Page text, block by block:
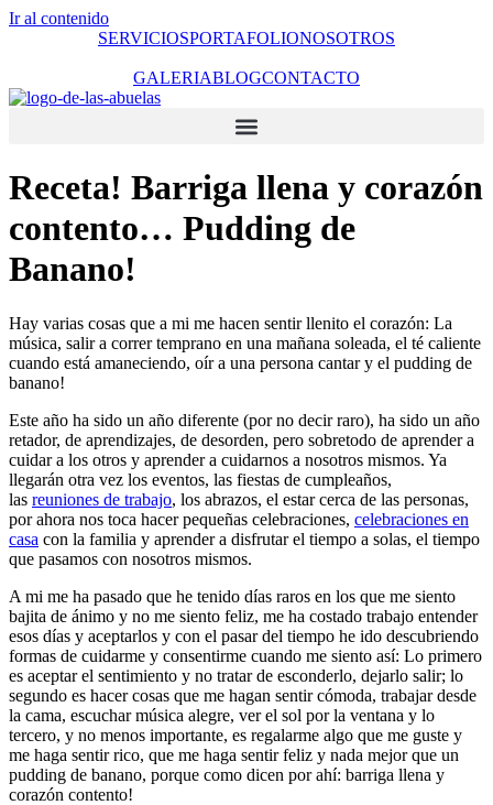
Ir al contenido
SERVICIOSPORTAFOLIONOSOTROS
GALERIABLOGCONTACTO
Receta! Barriga llena y corazón
contento… Pudding de
Banano!
Hay varias cosas que a mi me hacen sentir llenito el corazón: La
música, salir a correr temprano en una mañana soleada, el té caliente
cuando está amaneciendo, oír a una persona cantar y el pudding de
banano!
Este año ha sido un año diferente (por no decir raro), ha sido un año
retador, de aprendizajes, de desorden, pero sobretodo de aprender a
cuidar a los otros y aprender a cuidarnos a nosotros mismos. Ya
llegarán otra vez los eventos, las fiestas de cumpleaños,
las reuniones de trabajo, los abrazos, el estar cerca de las personas,
por ahora nos toca hacer pequeñas celebraciones, celebraciones en
casa con la familia y aprender a disfrutar el tiempo a solas, el tiempo
que pasamos con nosotros mismos.
A mi me ha pasado que he tenido días raros en los que me siento
bajita de ánimo y no me siento feliz, me ha costado trabajo entender
esos días y aceptarlos y con el pasar del tiempo he ido descubriendo
formas de cuidarme y consentirme cuando me siento así: Lo primero
es aceptar el sentimiento y no tratar de esconderlo, dejarlo salir; lo
segundo es hacer cosas que me hagan sentir cómoda, trabajar desde
la cama, escuchar música alegre, ver el sol por la ventana y lo
tercero, y no menos importante, es regalarme algo que me guste y
me haga sentir rico, que me haga sentir feliz y nada mejor que un
pudding de banano, porque como dicen por ahí: barriga llena y
corazón contento!